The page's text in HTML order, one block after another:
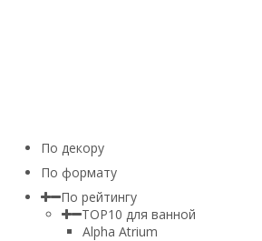
По декору
По формату
По рейтингу
TOP10 для ванной
Alpha Atrium